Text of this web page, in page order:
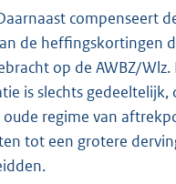
compenseert
de heffingskortingen
op de AWBZ/Wlz.
is slechts
regime van
tot een grotere